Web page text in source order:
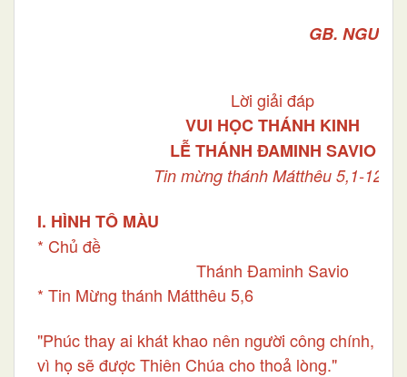
GB.
Lời giải đáp
VUI HỌC THÁNH KINH
LỄ THÁNH ĐAMINH SAVIO
Tin mừng thánh Mátthêu 5,1-12a
I. HÌNH TÔ MÀU
* Chủ đề
Thánh Đaminh Savio
* Tin Mừng thánh Mátthêu 5,6
"Phúc thay ai khát khao nên người công chính,
vì họ sẽ được Thiên Chúa cho thoả lòng."